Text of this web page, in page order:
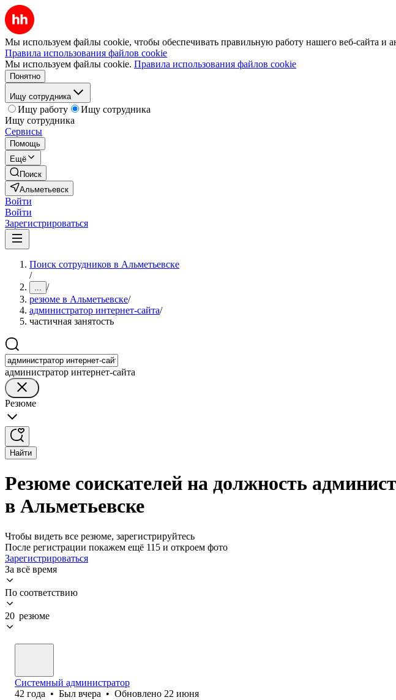
Мы используем файлы cookie, чтобы обеспечивать правильную работу нашего веб-сайта и
Правила использования файлов cookie
Мы используем файлы cookie. Правила использования файлов cookie
Понятно
Ищу сотрудника
Ищу работу
Ищу сотрудника
Ищу сотрудника
Сервисы
Помощь
Ещё
Поиск
Альметьевск
Войти
Войти
Зарегистрироваться
Поиск сотрудников в Альметьевске
/
... /
резюме в Альметьевске/
администратор интернет-сайта/
частичная занятость
администратор интернет-сайта
Резюме
Найти
Резюме соискателей на должность
в Альметьевске
Чтобы видеть все резюме, зарегистрируйтесь
После регистрации покажем ещё 115 и откроем фото
Зарегистрироваться
За всё время
По соответствию
20 резюме
Системный администратор
42 года • Был вчера • Обновлено 22 июня